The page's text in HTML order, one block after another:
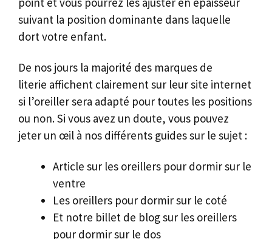
suivant la position dominante dans laquelle
dort votre enfant.
De nos jours la majorité des marques de
literie affichent clairement sur leur site internet
si l’oreiller sera adapté pour toutes les positions
ou non. Si vous avez un doute, vous pouvez
jeter un œil à nos différents guides sur le sujet :
Article sur les oreillers pour dormir sur le
ventre
Les oreillers pour dormir sur le coté
Et notre billet de blog sur les oreillers
pour dormir sur le dos